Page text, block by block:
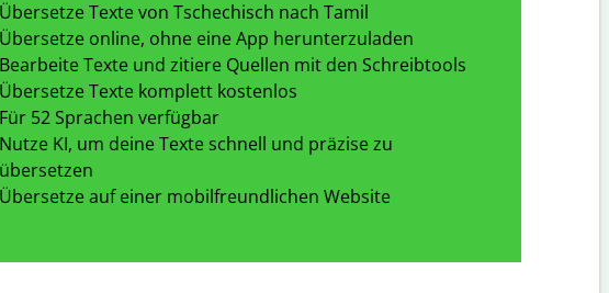
Übersetze Texte von Tschechisch nach Tamil
Übersetze online, ohne eine App herunterzuladen
Bearbeite Texte und zitiere Quellen mit den Schreibtools
Übersetze Texte komplett kostenlos
Für 52 Sprachen verfügbar
Nutze KI, um deine Texte schnell und präzise zu
übersetzen
Übersetze auf einer mobilfreundlichen Website